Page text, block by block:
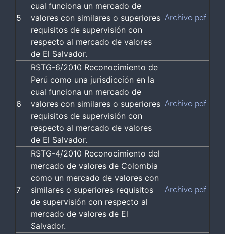
5
cual funciona un mercado de
valores con similares o superiores
requisitos de supervisión con
respecto al mercado de valores
de El Salvador.
Archivo pdf
6
RSTG-6/2010 Reconocimiento de
Perú como una jurisdicción en la
cual funciona un mercado de
valores con similares o superiores
requisitos de supervisión con
respecto al mercado de valores
de El Salvador.
Archivo pdf
7
RSTG-4/2010 Reconocimiento del
mercado de valores de Colombia
como un mercado de valores con
similares o superiores requisitos
de supervisión con respecto al
mercado de valores de El
Salvador.
Archivo pdf